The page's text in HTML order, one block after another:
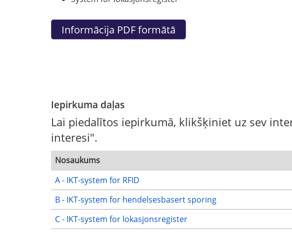
Iepirkuma daļas
Lai piedalītos iepirkumā, klikšķiniet uz sev
interesi".
Nosaukums
A - IKT-system for RFID
B - IKT-system for hendelsesbasert sporing
C - IKT-system for lokasjonsregister